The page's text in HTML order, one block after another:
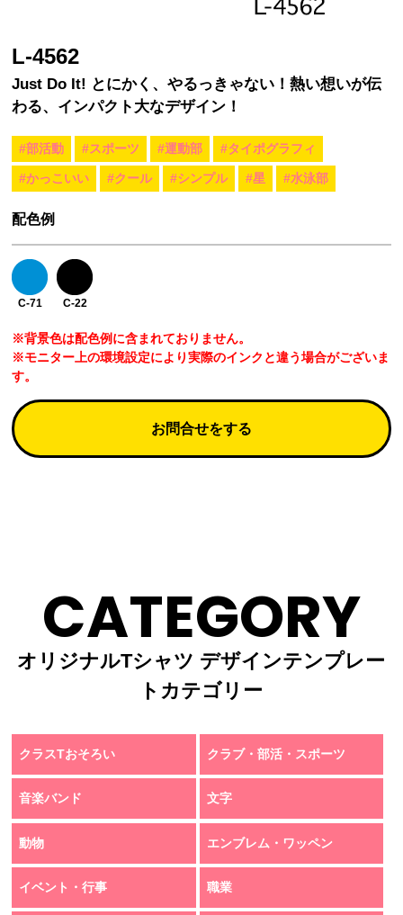
L-4562
Just Do It! とにかく、やるっきゃない！熱い想いが伝
わる、インパクト大なデザイン！
#部活動 #スポーツ #運動部 #タイポグラフィ
#かっこいい #クール #シンプル #星 #水泳部
配色例
C-71 C-22
※背景色は配色例に含まれておりません。
※モニター上の環境設定により実際のインクと違う場合がございま
す。
お問合せをする
CATEGORY
オリジナルTシャツ デザインテンプレー
トカテゴリー
クラスTおそろい クラブ・部活・スポーツ
音楽バンド 文字
動物 エンブレム・ワッペン
イベント・行事 職業